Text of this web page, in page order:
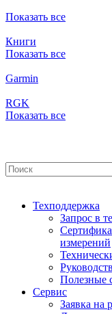
Показать все
Книги
Показать все
Garmin
RGK
Показать все
Техподдержка
Запрос в
измерений
Полезные
Сервис
Заявка на